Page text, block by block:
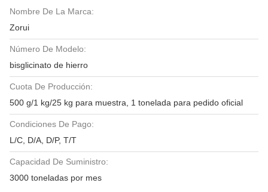
Nombre De La Marca:
Zorui
Número De Modelo:
bisglicinato de hierro
Cuota De Producción:
500 g/1 kg/25 kg para muestra, 1 tonelada para pedido oficial
Condiciones De Pago:
L/C, D/A, D/P, T/T
Capacidad De Suministro:
3000 toneladas por mes